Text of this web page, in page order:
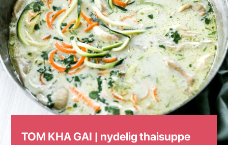
TOM KHA GAI | nydelig thaisuppe